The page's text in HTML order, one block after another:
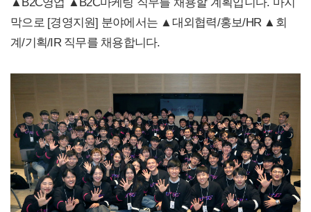
막으로 [경영지원] 분야에서는 ▲대외협력/홍보/HR ▲회
계/기획/IR 직무를 채용합니다.